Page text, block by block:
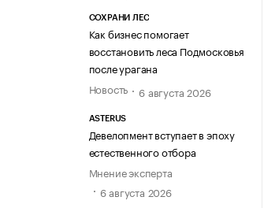
СОХРАНИ ЛЕС
Как бизнес помогает
восстановить леса Подмосковья
после урагана
Новость
6 августа 2026
ASTERUS
Девелопмент вступает в эпоху
естественного отбора
Мнение эксперта
6 августа 2026